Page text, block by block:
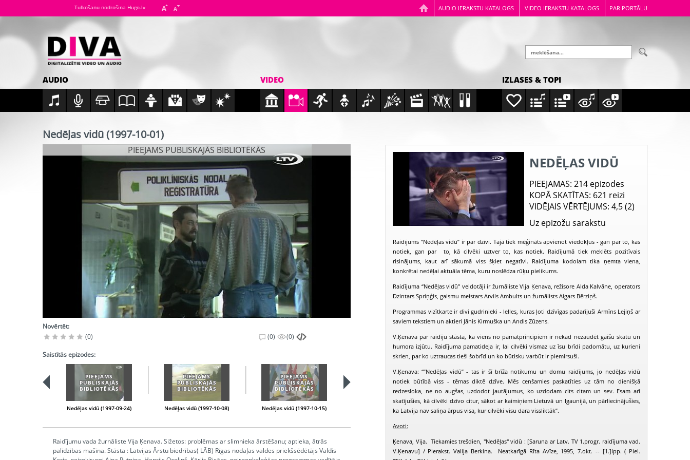
AUDIO IERAKSTU KATALOGS VIDEO IERAKSTU KATALOGS PAR PORTĀLU
Tulkošanu nodrošina Hugo.lv
AUDIO VIDEO IZLASES & TOPI
Nedēļas vidū (1997-10-01)
PIEEJAMS PUBLISKAJĀS BIBLIOTĒKĀS
Novērtēt:
(0)
(0) (0)
Saistītās epizodes:
PIEEJAMS
PUBLISKAJĀS
BIBLIOTĒKĀS
Nedēļas vidū (1997-09-24)
PIEEJAMS
PUBLISKAJĀS
BIBLIOTĒKĀS
Nedēļas vidū (1997-10-08)
PIEEJAMS
PUBLISKAJĀS
BIBLIOTĒKĀS
Nedēļas vidū (1997-10-15)
PIEEJAMS
PUBLISKAJĀS
BIBLIOTĒKĀS
Nedēļas vidū (1997-10-22)
PUBLISKAJĀS
BIBLIOTĒKĀS
Nedēļas vidū (1997-10-29)
PIEEJAMS
PUBLISKAJĀS
BIBLIOTĒKĀS
Nedēļas vidū (1997-11-05)
Raidījumu vada žurnāliste Vija Ķenava. Sižetos: problēmas ar slimnieka ārstēšanu; aptieka, ātrās
palīdzības mašīna. Stāsta : Latvijas Ārstu biedrības( LĀB) Rīgas nodaļas valdes priekšsēdētājs Valdis
NEDĒĻAS VIDŪ
PIEEJAMAS: 214 epizodes
KOPĀ SKATĪTAS: 621 reizi
VIDĒJAIS VĒRTĒJUMS: 4,5 (2)
Uz epizožu sarakstu
Raidījums “Nedēļas vidū” ir par dzīvi. Tajā tiek mēģināts apvienot viedokļus - gan par to, kas
notiek, gan par to, kā cilvēki uztver to, kas notiek. Raidījumā tiek meklēts pozitīvais
risinājums, kaut arī sākumā viss šķiet negatīvi. Raidījuma kodolam tika ņemta viena,
konkrētai nedēļai aktuāla tēma, kuru noslēdza rūķu pielikums.
Raidījuma “Nedēļas vidū” veidotāji ir žurnāliste Vija Ķenava, režisore Alda Kalvāne, operators
Dzintars Spriņģis, gaismu meistars Arvils Ambults un žurnālists Aigars Bērziņš.
Programmas vizītkarte ir divi gudrinieki - lelles, kuras ļoti dzīvīgas padarījuši Armīns Lejiņš ar
saviem tekstiem un aktieri Jānis Kirmuška un Andis Zūzens.
V.Ķenava par raidīju stāsta, ka viens no pamatprincipiem ir nekad nezaudēt gaišu skatu un
humora izjūtu. Raidījuma pamatideja ir, lai cilvēki vismaz uz īsu brīdi padomātu, uz kurieni
skrien, par ko uztraucas tieši šobrīd un ko būtisku varbūt ir piemirsuši.
V.Ķenava: “”Nedēļas vidū” - tas ir šī brīža notikumu un domu raidījums, jo nedēļas vidū
notiek būtībā viss - tēmas diktē dzīve. Mēs cenšamies paskatīties uz tām no dienišķā
redzesloka, ne no augšas, uzdodot jautājumus, ko uzdodam cits citam un sev. Esam arī
skatījušies, kā cilvēki dzīvo citur, sākot ar kaimiņiem Lietuvā un Igaunijā, un pārliecinājušies,
ka Latvija nav saliņa ārpus visa, kur cilvēki visu dara vissliktāk”.
Avoti:
Ķenava, Vija. Tiekamies trešdien, "Nedēļas" vidū : [Saruna ar Latv. TV 1.progr. raidījuma vad.
V.Ķenavu] / Pierakst. Valija Berkina. Neatkarīgā Rīta Avīze, 1995, 7.okt. -- [1.]lpp. ( Piel.